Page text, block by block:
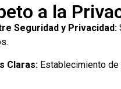
a la
Seguridad y Privacidad:
Claras: Establecimiento